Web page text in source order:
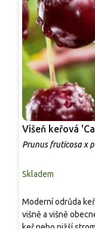
Višeň keřová
Prunus fruticosa x
Skladem
Moderní odrůda
višně a višně
keř nebo nižší